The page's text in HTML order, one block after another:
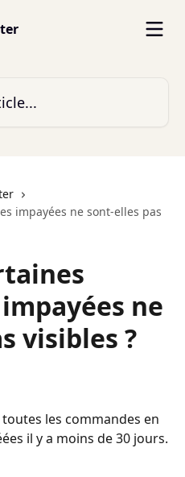
impayées ne sont-elles pas
ne
visibles ?
les commandes en
il y a moins de 30 jours.